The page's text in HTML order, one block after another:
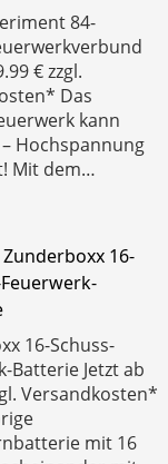
84-
€ zzgl.
Das
kann
Hochspannung
Mit dem…
Zunderboxx 16-
16-Schuss-
Batterie Jetzt ab
Versandkosten*
mit 16